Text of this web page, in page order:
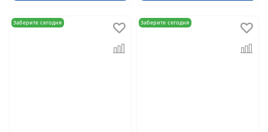
Заберите сегодня Заберите сегодня